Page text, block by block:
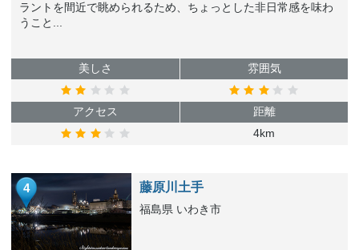
ラントを間近で眺められるため、ちょっとした非日常感を味わ
うこと...
美しさ 雰囲気
アクセス
距離
4km
4 藤原川土手
福島県 いわき市